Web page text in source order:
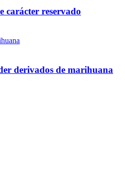
carácter reservado
derivados de marihuana